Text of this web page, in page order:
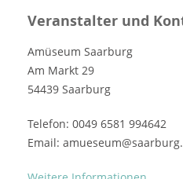
Veranstalter und
Amüseum Saarburg
Am Markt 29
54439 Saarburg
Telefon: 0049 6581 994642
Email: